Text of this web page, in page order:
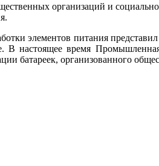
организаций и
элементов питания
В настоящее время
батареек, организованного